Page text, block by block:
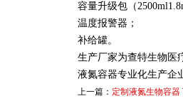
容量升级包（
温度报警器；
补给罐。
生产厂家为查特生物医
液氮容器专业化生产企
上一篇： 定制液氮生物容器